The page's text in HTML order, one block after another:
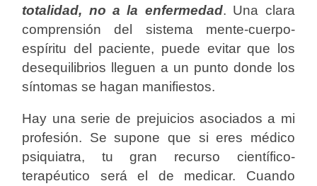
totalidad, no a la enfermedad. Una clara
comprensión del sistema mente-cuerpo-
espíritu del paciente, puede evitar que los
desequilibrios lleguen a un punto donde los
síntomas se hagan manifiestos.
Hay una serie de prejuicios asociados a mi
profesión. Se supone que si eres médico
psiquiatra, tu gran recurso científico-
terapéutico será el de medicar. Cuando